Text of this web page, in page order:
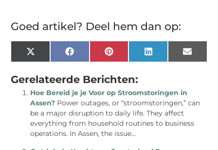
Goed artikel? Deel hem dan op:
X
(Twitter)
FacebookPinterestLinkedInEmail
Gerelateerde Berichten:
Hoe Bereid je je Voor op Stroomstoringen in
Assen? Power outages, or “stroomstoringen,” can
be a major disruption to daily life. They affect
everything from household routines to business
operations. In Assen, the issue...